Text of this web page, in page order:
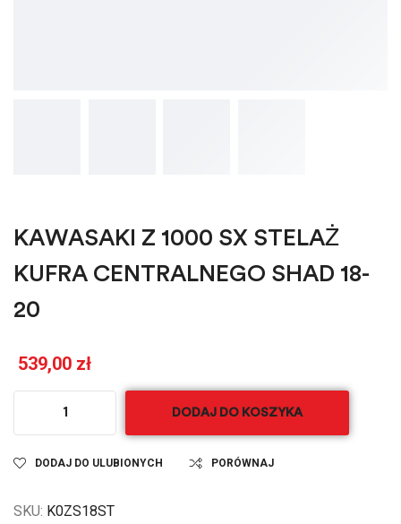
KAWASAKI Z 1000 SX STELAŻ
KUFRA CENTRALNEGO SHAD 18-
20
539,00 zł
DODAJ DO KOSZYKA
DODAJ DO ULUBIONYCH PORÓWNAJ
SKU: K0ZS18ST